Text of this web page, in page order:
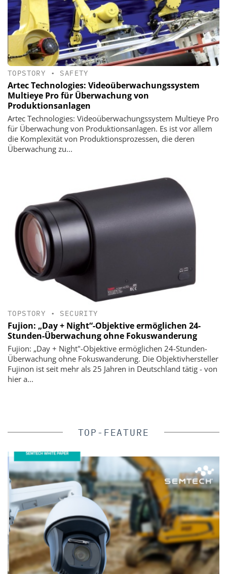
TOPSTORY • SAFETY
Artec Technologies: Videoüberwachungssystem
Multieye Pro für Überwachung von
Produktionsanlagen
Artec Technologies: Videoüberwachungssystem Multieye Pro
für Überwachung von Produktionsanlagen. Es ist vor allem
die Komplexität von Produktionsprozessen, die deren
Überwachung zu...
TOPSTORY • SECURITY
Fujion: „Day + Night“-Objektive ermöglichen 24-
Stunden-Überwachung ohne Fokuswanderung
Fujion: „Day + Night"-Objektive ermöglichen 24-Stunden-
Überwachung ohne Fokuswanderung. Die Objektivhersteller
Fujinon ist seit mehr als 25 Jahren in Deutschland tätig - von
hier a...
TOP-FEATURE